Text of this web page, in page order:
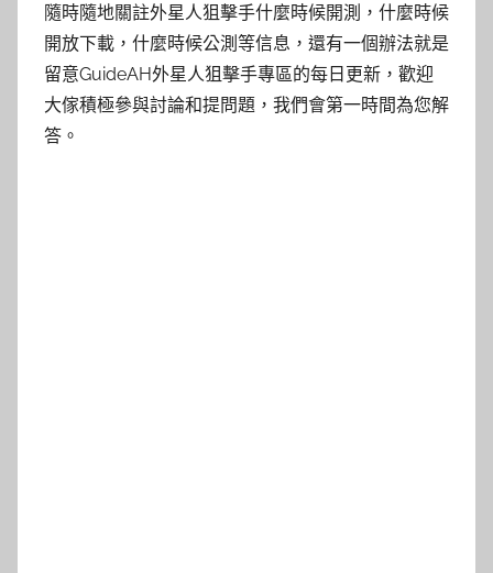
隨時隨地關註外星人狙擊手什麼時候開測，什麼時候
開放下載，什麼時候公測等信息，還有一個辦法就是
留意GuideAH外星人狙擊手專區的每日更新，歡迎
大傢積極參與討論和提問題，我們會第一時間為您解
答。